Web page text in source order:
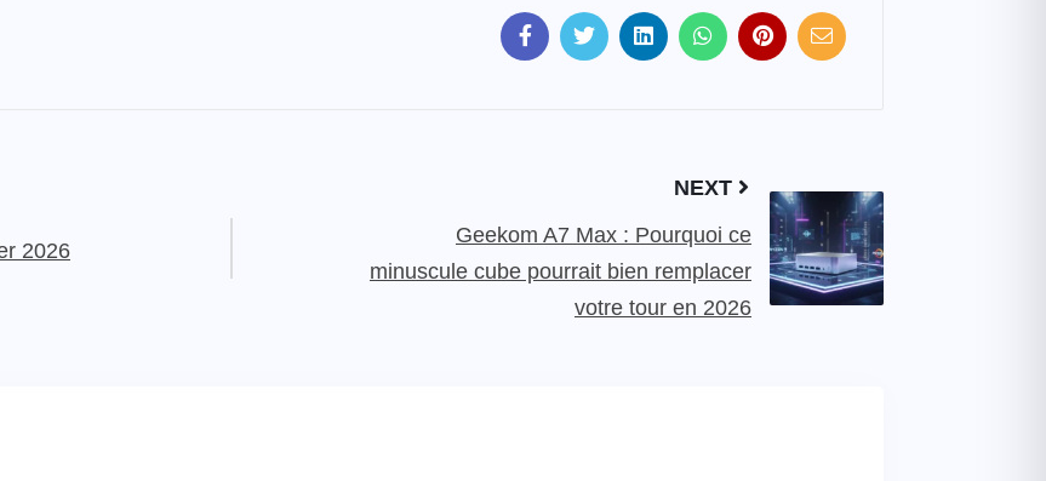
2026
NEXT
Geekom A7 Max : Pourquoi ce
minuscule cube pourrait bien remplacer
votre tour en 2026